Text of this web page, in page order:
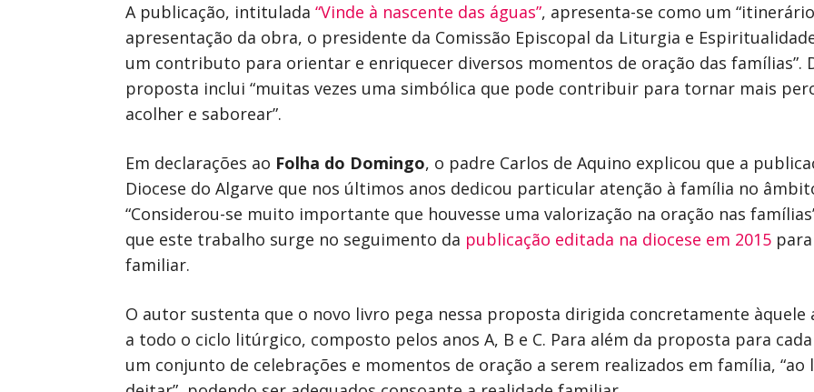
A publicação, intitulada “Vinde à nascente das águas”, apresenta-se como um
apresentação da obra, o presidente da Comissão Episcopal da Liturgia e
um contributo para orientar e enriquecer diversos momentos de oração das famílias”.
proposta inclui “muitas vezes uma simbólica que pode contribuir para tornar mais
acolher e saborear”.
Em declarações ao Folha do Domingo, o padre Carlos de Aquino explicou que a
Diocese do Algarve que nos últimos anos dedicou particular atenção à família no
“Considerou-se muito importante que houvesse uma valorização na oração nas
que este trabalho surge no seguimento da publicação editada na diocese em 2015
familiar.
O autor sustenta que o novo livro pega nessa proposta dirigida concretamente àquele
a todo o ciclo litúrgico, composto pelos anos A, B e C. Para além da proposta para
um conjunto de celebrações e momentos de oração a serem realizados em família,